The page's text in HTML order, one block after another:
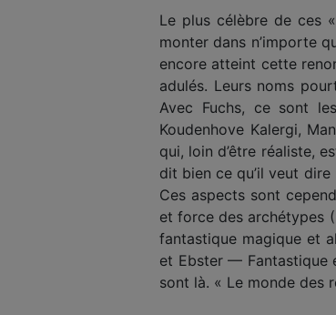
Le plus célèbre de ces
monter dans n’importe
encore atteint cette
adulés. Leurs noms
Avec Fuchs, ce sont
Koudenhove Kalergi,
qui, loin d’être réaliste,
dit bien ce qu’il veut
Ces aspects sont
et force des archétypes
fantastique magique et
et Ebster — Fantastique
sont là. « Le monde des